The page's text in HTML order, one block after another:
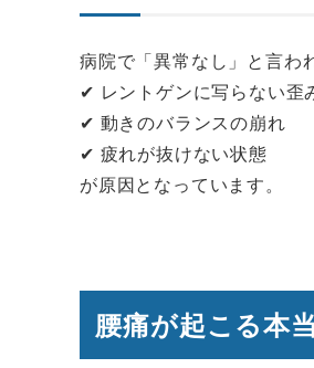
病院で「異常なし」と言わ
✔ レントゲンに写らない歪
✔ 動きのバランスの崩れ
✔ 疲れが抜けない状態
が原因となっています。
腰痛が起こる本